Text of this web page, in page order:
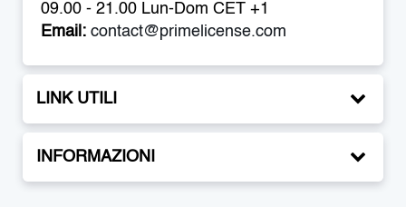
09.00 - 21.00 Lun-Dom CET +1
Email: contact@primelicense.com
LINK UTILI
INFORMAZIONI